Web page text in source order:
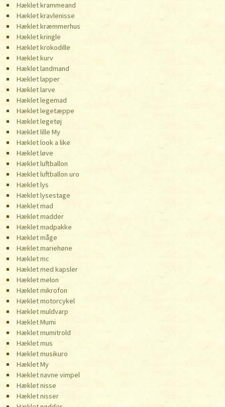
Hæklet krammeand
Hæklet kravlenisse
Hæklet kræmmerhus
Hæklet kringle
Hæklet krokodille
Hæklet kurv
Hæklet landmand
Hæklet lapper
Hæklet larve
Hæklet legemad
Hæklet legetæppe
Hæklet legetøj
Hæklet lille My
Hæklet look a like
Hæklet løve
Hæklet luftballon
Hæklet luftballon uro
Hæklet lys
Hæklet lysestage
Hæklet mad
Hæklet madder
Hæklet madpakke
Hæklet måge
Hæklet mariehøne
Hæklet mc
Hæklet med kapsler
Hæklet melon
Hæklet mikrofon
Hæklet motorcykel
Hæklet muldvarp
Hæklet Mumi
Hæklet mumitrold
Hæklet mus
Hæklet musikuro
Hæklet My
Hæklet navne vimpel
Hæklet nisse
Hæklet nisser